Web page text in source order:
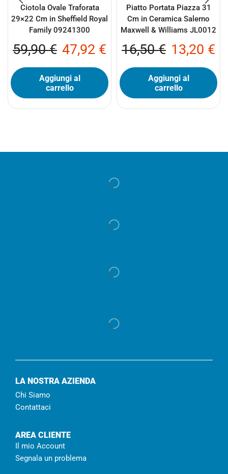
Ciotola Ovale Traforata
29×22 Cm in Sheffield Royal
Family 09241300
59,90€ 47,92 €
Aggiungi al
carrello
Piatto Portata Piazza 31
Cm in Ceramica Salerno
Maxwell & Williams JL0012
16,50€ 13,20 €
Aggiungi al
carrello
LA NOSTRA AZIENDA
Chi Siamo
Contattaci
AREA CLIENTE
Il mio Account
Segnala un problema